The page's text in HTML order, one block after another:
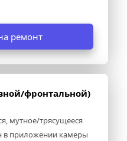
ремонт
фронтальной)
мутное/трясущееся
в приложении камеры